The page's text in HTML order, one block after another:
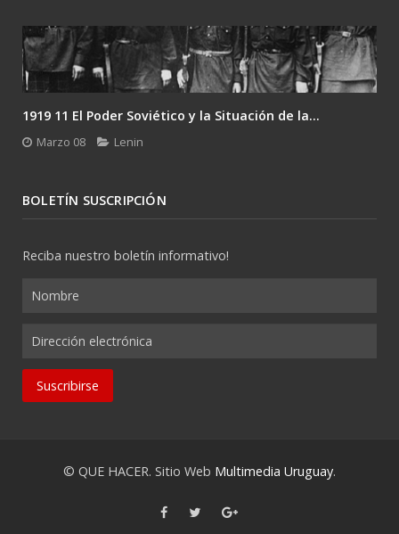
1919 11 El Poder Soviético y la Situación de la...
Marzo 08 Lenin
BOLETÍN SUSCRIPCIÓN
Reciba nuestro boletín informativo!
© QUE HACER. Sitio Web Multimedia Uruguay.